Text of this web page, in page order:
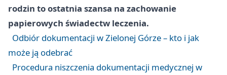
rodzin to ostatnia szansa na zachowanie
papierowych świadectw leczenia.
Odbiór dokumentacji w Zielonej Górze – kto i jak
może ją odebrać
Procedura niszczenia dokumentacji medycznej w